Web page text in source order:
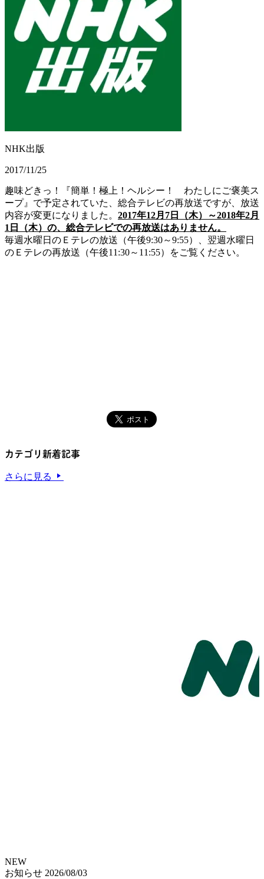
NHK出版
2017/11/25
趣味どきっ！『簡単！極上！ヘルシー！ わたしにご褒美ス
ープ』で予定されていた、総合テレビの再放送ですが、放送
内容が変更になりました。 2017年12月7日（木）～2018年2月
1日（木）の、総合テレビでの再放送はありません。
毎週水曜日のＥテレの放送（午後9:30～9:55）、翌週水曜日
のＥテレの再放送（午後11:30～11:55）をご覧ください。
カテゴリ新着記事
さらに見る
NEW
お知らせ 2026/08/03